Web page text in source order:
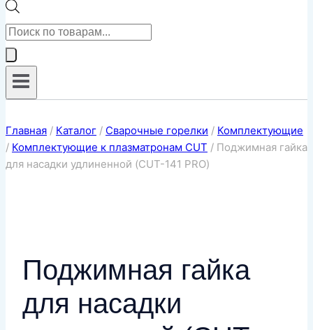
Поиск
товаров
Главная / Каталог / Сварочные горелки / Комплектующие
/ Комплектующие к плазматронам CUT / Поджимная гайка
для насадки удлиненной (CUT-141 PRO)
Поджимная гайка
для насадки